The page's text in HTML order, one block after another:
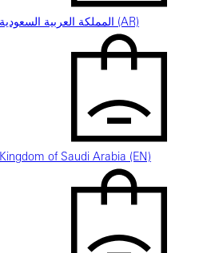
المملكة العربية السعودية (AR)
Kingdom of Saudi Arabia (EN)